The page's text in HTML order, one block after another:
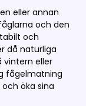
eller annan
och den
och
då naturliga
vintern eller
fågelmatning
öka sina